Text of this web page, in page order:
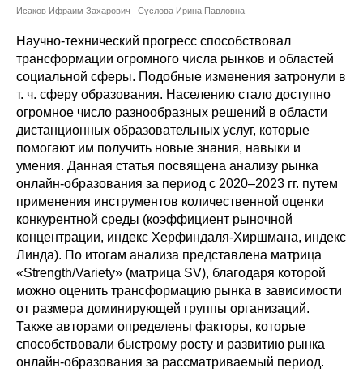
Сотрудники
Отчетность
Противодействие коррупции
Материалы для СМИ
Публикации
Научная жизнь
Издания
Проблемы прогнозирования
О журнале
Номера журналов
Исаков Ифраим Захарович Суслова Ирина Павловна
Научно-технический прогресс способствовал
трансформации огромного числа рынков и областей
социальной сферы. Подобные изменения затронули в
т. ч. сферу образования. Населению стало доступно
огромное число разнообразных решений в области
дистанционных образовательных услуг, которые
помогают им получить новые знания, навыки и
умения. Данная статья посвящена анализу рынка
онлайн-образования за период с 2020–2023 гг. путем
применения инструментов количественной оценки
конкурентной среды (коэффициент рыночной
концентрации, индекс Херфиндаля-Хиршмана, индекс
Линда). По итогам анализа представлена матрица
«Strength/Variety» (матрица SV), благодаря которой
можно оценить трансформацию рынка в зависимости
от размера доминирующей группы организаций.
Также авторами определены факторы, которые
способствовали быстрому росту и развитию рынка
онлайн-образования за рассматриваемый период.